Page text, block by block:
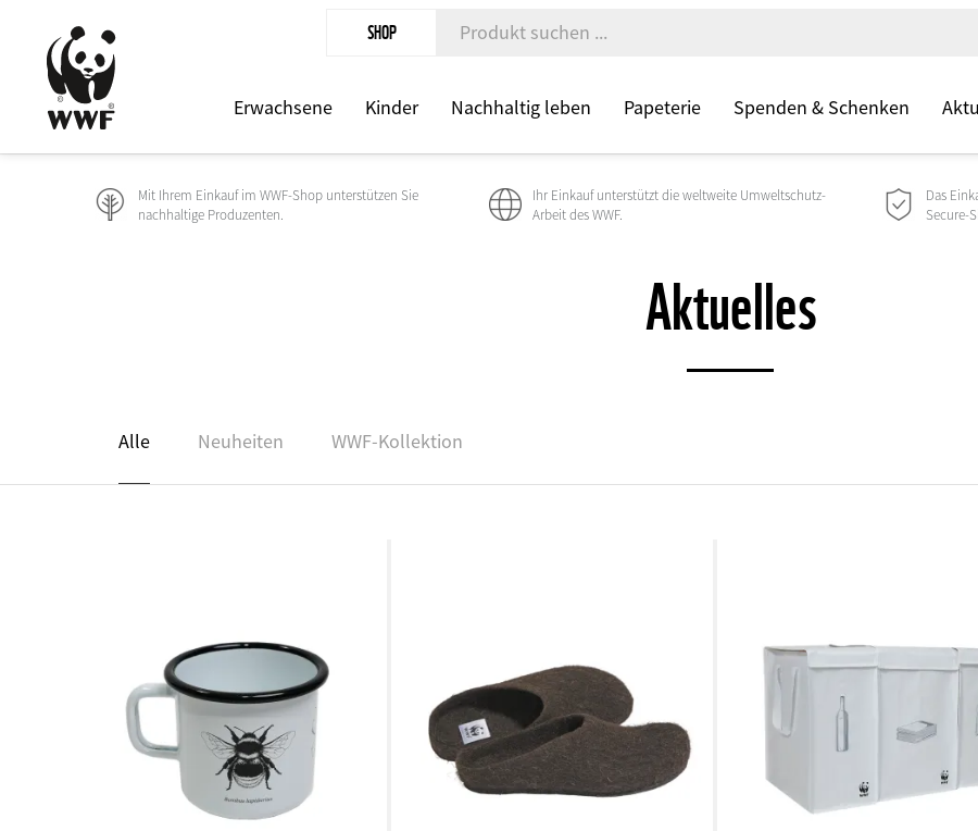
Inhalt
SHOP
Erwachsene Kinder Nachhaltig leben Papeterie Spenden & Schenken
Mit Ihrem Einkauf im WWF-Shop unterstützen Sie
nachhaltige Produzenten.
Ihr Einkauf unterstützt die weltweite Umweltschutz-
Arbeit des WWF.
Das
Secure-
Aktuelles
Alle Neuheiten WWF-Kollektion